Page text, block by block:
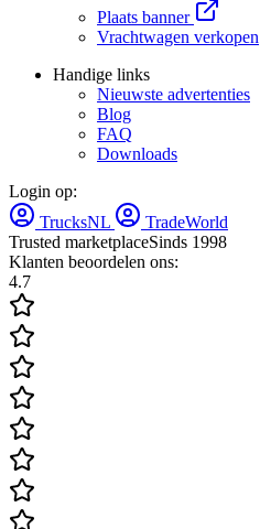
Plaats banner
Vrachtwagen verkopen
Handige links
Nieuwste advertenties
Blog
FAQ
Downloads
Login op:
TrucksNL
TradeWorld
Trusted marketplaceSinds 1998
Klanten beoordelen ons:
4.7